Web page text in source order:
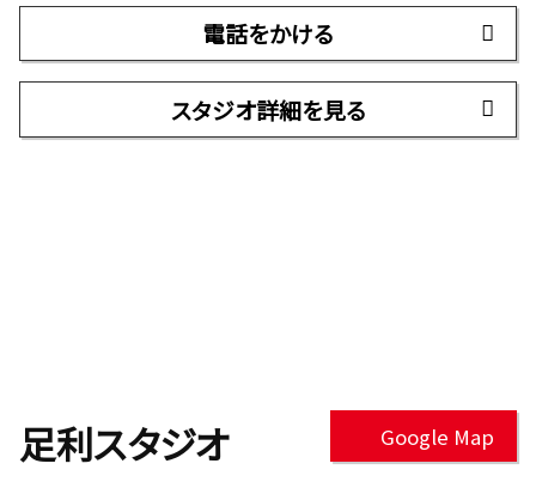
電話をかける
スタジオ詳細を見る
足利スタジオ Google Map